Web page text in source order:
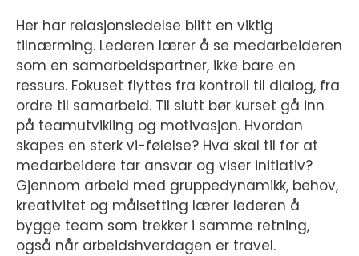
Her har relasjonsledelse blitt en viktig
tilnærming. Lederen lærer å se medarbeideren
som en samarbeidspartner, ikke bare en
ressurs. Fokuset flyttes fra kontroll til dialog, fra
ordre til samarbeid. Til slutt bør kurset gå inn
på teamutvikling og motivasjon. Hvordan
skapes en sterk vi-følelse? Hva skal til for at
medarbeidere tar ansvar og viser initiativ?
Gjennom arbeid med gruppedynamikk, behov,
kreativitet og målsetting lærer lederen å
bygge team som trekker i samme retning,
også når arbeidshverdagen er travel.